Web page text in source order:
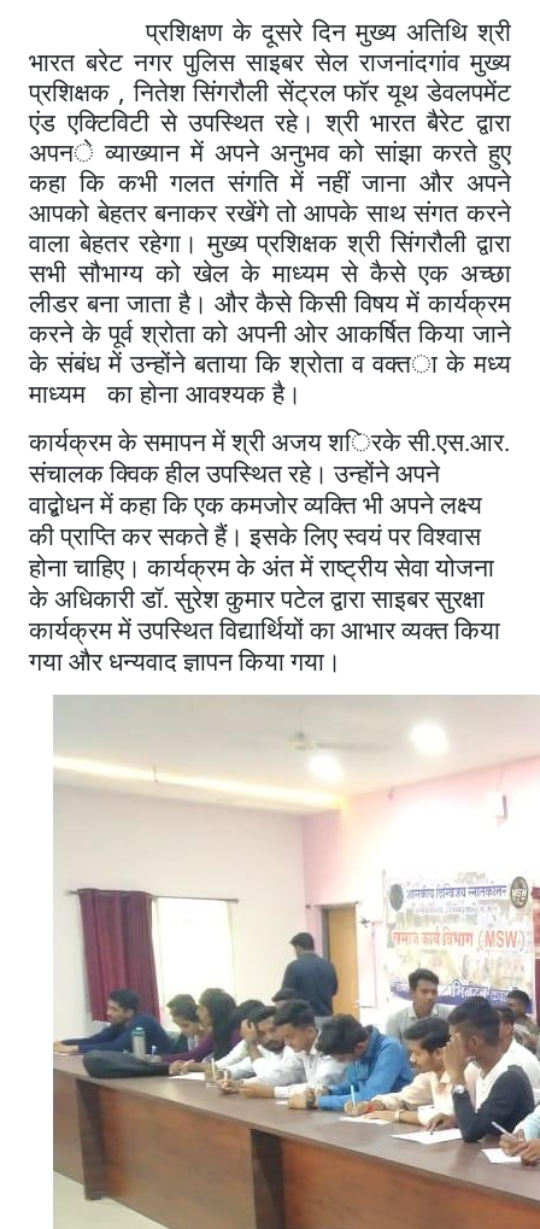
प्रशिक्षण के दूसरे दिन मुख्य अतिथि श्री
भारत बरेट नगर पुलिस साइबर सेल राजनांदगांव मुख्य
प्रशिक्षक ,नितेश सिंगरौली सेंट्रल फॉर यूथ डेवलपमेंट
एंड एक्टिविटी से उपस्थित रहे। श्री भारत बैरेट द्वारा
अपने व्याख्यान में अपने अनुभव को सांझा करते हुए
कहा कि कभी गलत संगति में नहीं जाना और अपने
आपको बेहतर बनाकर रखेंगे तो आपके साथ संगत करने
वाला बेहतर रहेगा। मुख्य प्रशिक्षक श्री सिंगरौली द्वारा
सभी सौभाग्य को खेल के माध्यम से कैसे एक अच्छा
लीडर बना जाता है। और कैसे किसी विषय में कार्यक्रम
करने के पूर्व श्रोता को अपनी ओर आकर्षित किया जाने
के संबंध में उन्होंने बताया कि श्रोता व वक्ता के मध्य
माध्यम का होना आवश्यक है।
कार्यक्रम के समापन में श्री अजय शिरके सी.एस.आर.
संचालक क्विक हील उपस्थित रहे। उन्होंने अपने
वाद्बोधन में कहा कि एक कमजोर व्यक्ति भी अपने लक्ष्य
की प्राप्ति कर सकते हैं। इसके लिए स्वयं पर विश्वास
होना चाहिए। कार्यक्रम के अंत में राष्ट्रीय सेवा योजना
के अधिकारी डॉ.सुरेश कुमार पटेल द्वारा साइबर सुरक्षा
कार्यक्रम में उपस्थित विद्यार्थियों का आभार व्यक्त किया
गया और धन्यवाद ज्ञापन किया गया ।